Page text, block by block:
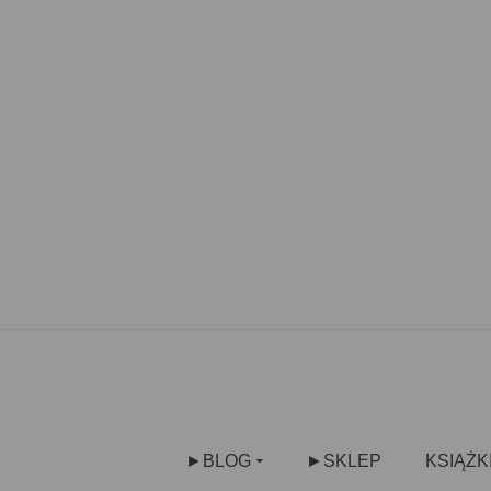
►BLOG ►SKLEP